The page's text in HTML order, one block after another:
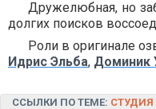
Дружелюбная, но
долгих поисков
Роли в оригинале
Идрис Эльба, Доминик
ССЫЛКИ ПО ТЕМЕ: